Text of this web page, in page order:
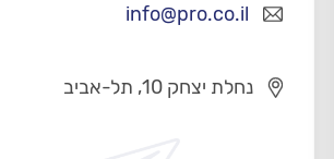
info@pro.co.il
נחלת יצחק 10, תל-אביב